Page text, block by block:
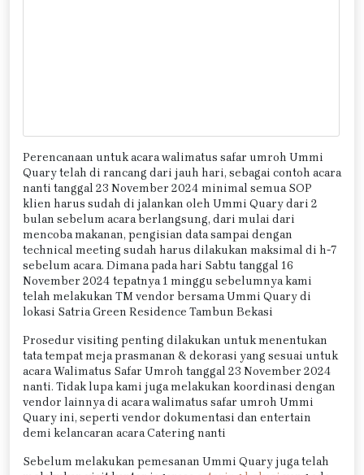
Perencanaan untuk acara walimatus safar umroh Ummi
Quary telah di rancang dari jauh hari, sebagai contoh acara
nanti tanggal 23 November 2024 minimal semua SOP
klien harus sudah di jalankan oleh Ummi Quary dari 2
bulan sebelum acara berlangsung, dari mulai dari
mencoba makanan, pengisian data sampai dengan
technical meeting sudah harus dilakukan maksimal di h-7
sebelum acara. Dimana pada hari Sabtu tanggal 16
November 2024 tepatnya 1 minggu sebelumnya kami
telah melakukan TM vendor bersama Ummi Quary di
lokasi Satria Green Residence Tambun Bekasi
Prosedur visiting penting dilakukan untuk menentukan
tata tempat meja prasmanan & dekorasi yang sesuai untuk
acara Walimatus Safar Umroh tanggal 23 November 2024
nanti. Tidak lupa kami juga melakukan koordinasi dengan
vendor lainnya di acara walimatus safar umroh Ummi
Quary ini, seperti vendor dokumentasi dan entertain
demi kelancaran acara Catering nanti
Sebelum melakukan pemesanan Ummi Quary juga telah